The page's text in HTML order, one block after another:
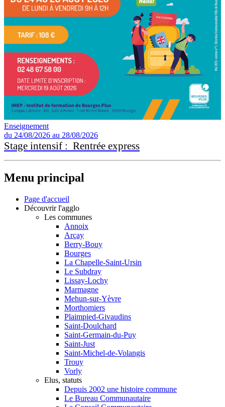
Enseignement
du 24/08/2026 au 28/08/2026
Stage intensif : Rentrée express
Menu principal
Page d'accueil
Découvrir l'agglo
Les communes
Annoix
Arçay
Berry-Bouy
Bourges
La Chapelle-Saint-Ursin
Le Subdray
Lissay-Lochy
Marmagne
Mehun-sur-Yèvre
Morthomiers
Plaimpied-Givaudins
Saint-Doulchard
Saint-Germain-du-Puy
Saint-Just
Saint-Michel-de-Volangis
Trouy
Vorly
Elus, statuts
Depuis 2002 une histoire commune
Le Bureau Communautaire